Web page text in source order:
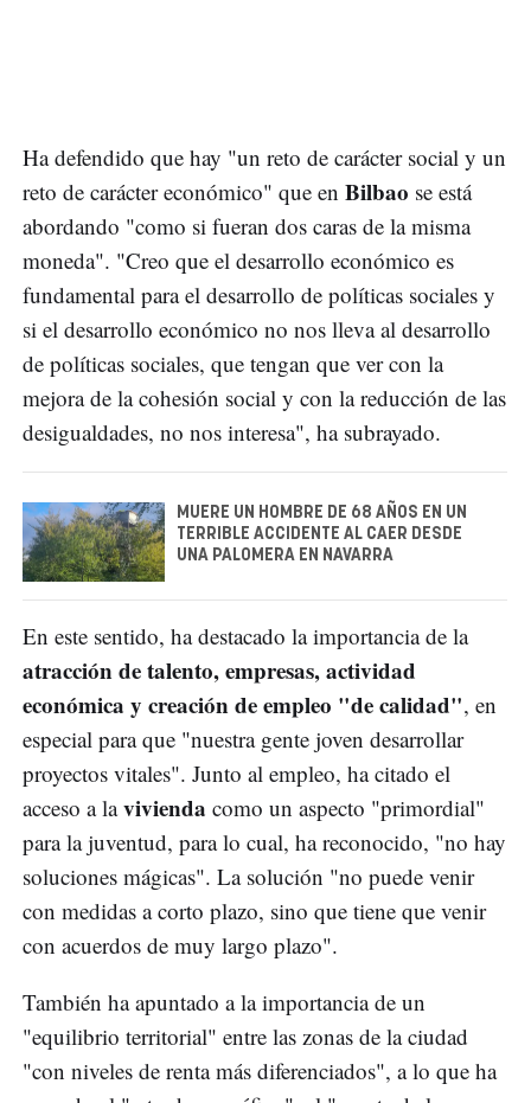
Ha defendido que hay "un reto de carácter social y un
reto de carácter económico" que en Bilbao se está
abordando "como si fueran dos caras de la misma
moneda". "Creo que el desarrollo económico es
fundamental para el desarrollo de políticas sociales y
si el desarrollo económico no nos lleva al desarrollo
de políticas sociales, que tengan que ver con la
mejora de la cohesión social y con la reducción de las
desigualdades, no nos interesa", ha subrayado.
MUERE UN HOMBRE DE 68 AÑOS EN UN
TERRIBLE ACCIDENTE AL CAER DESDE
UNA PALOMERA EN NAVARRA
En este sentido, ha destacado la importancia de la
atracción de talento, empresas, actividad
económica y creación de empleo "de calidad", en
especial para que "nuestra gente joven desarrollar
proyectos vitales". Junto al empleo, ha citado el
acceso a lavivienda como un aspecto "primordial"
para la juventud, para lo cual, ha reconocido, "no hay
soluciones mágicas". La solución "no puede venir
con medidas a corto plazo, sino que tiene que venir
con acuerdos de muy largo plazo".
También ha apuntado a la importancia de un
"equilibrio territorial" entre las zonas de la ciudad
"con niveles de renta más diferenciados", a lo que ha